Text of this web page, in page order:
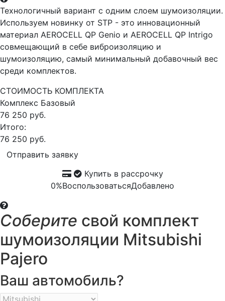
Технологичный вариант с одним слоем шумоизоляции.
Используем новинку от STP - это инновационный
материал AEROCELL QP Genio и AEROCELL QP Intrigo
совмещающий в себе виброизоляцию и
шумоизоляцию, самый минимальный добавочный вес
среди комплектов.
СТОИМОСТЬ КОМПЛЕКТА
Комплекс Базовый
76 250 руб.
Итого:
76 250 руб.
Отправить заявку
Купить в рассрочку
0%ВоспользоватьсяДобавлено
Соберите свой комплект
шумоизоляции Mitsubishi
Pajero
Ваш автомобиль?